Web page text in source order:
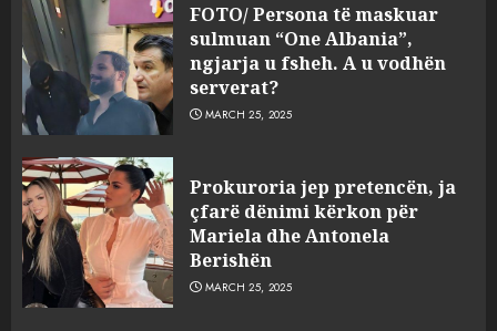
FOTO/ Persona të maskuar
sulmuan “One Albania”,
ngjarja u fsheh. A u vodhën
serverat?
MARCH 25, 2025
Prokuroria jep pretencën, ja
çfarë dënimi kërkon për
Mariela dhe Antonela
Berishën
MARCH 25, 2025